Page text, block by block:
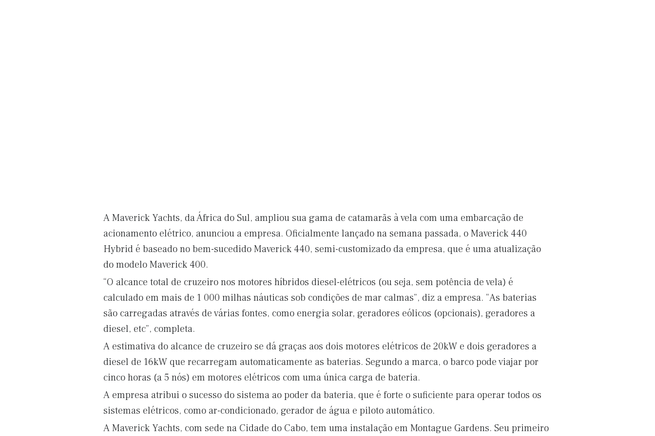
A Maverick Yachts, da África do Sul, ampliou sua gama de catamarãs à vela com uma embarcação de
acionamento elétrico, anunciou a empresa. Oficialmente lançado na semana passada, o Maverick 440
Hybrid é baseado no bem-sucedido Maverick 440, semi-customizado da empresa, que é uma atualização
do modelo Maverick 400.
“O alcance total de cruzeiro nos motores híbridos diesel-elétricos (ou seja, sem potência de vela) é
calculado em mais de 1 000 milhas náuticas sob condições de mar calmas”, diz a empresa. “As baterias
são carregadas através de várias fontes, como energia solar, geradores eólicos (opcionais), geradores a
diesel, etc”, completa.
A estimativa do alcance de cruzeiro se dá graças aos dois motores elétricos de 20kW e dois geradores a
diesel de 16kW que recarregam automaticamente as baterias. Segundo a marca, o barco pode viajar por
cinco horas (a 5 nós) em motores elétricos com uma única carga de bateria.
A empresa atribui o sucesso do sistema ao poder da bateria, que é forte o suficiente para operar todos os
sistemas elétricos, como ar-condicionado, gerador de água e piloto automático.
A Maverick Yachts, com sede na Cidade do Cabo, tem uma instalação em Montague Gardens. Seu primeiro